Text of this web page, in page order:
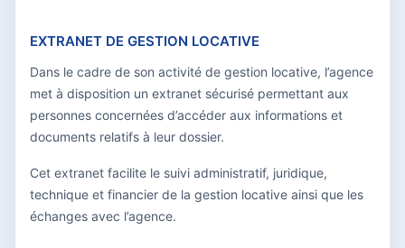
EXTRANET DE GESTION LOCATIVE
Dans le cadre de son activité de gestion locative, l’agence
met à disposition un extranet sécurisé permettant aux
personnes concernées d’accéder aux informations et
documents relatifs à leur dossier.
Cet extranet facilite le suivi administratif, juridique,
technique et financier de la gestion locative ainsi que les
échanges avec l’agence.